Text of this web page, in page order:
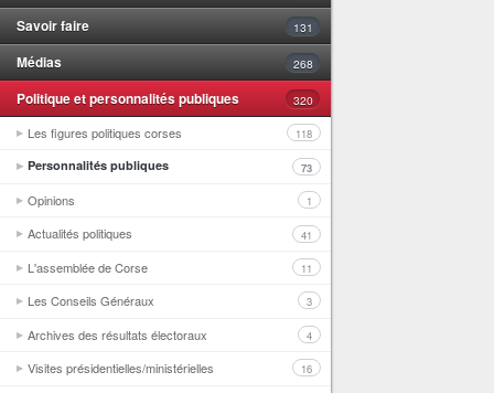
Savoir faire 131
Médias 268
Politique et personnalités publiques 320
Les figures politiques corses 118
Personnalités publiques 73
Opinions 1
Actualités politiques 41
L'assemblée de Corse 11
Les Conseils Généraux 3
Archives des résultats électoraux 4
Visites présidentielles/ministérielles 16